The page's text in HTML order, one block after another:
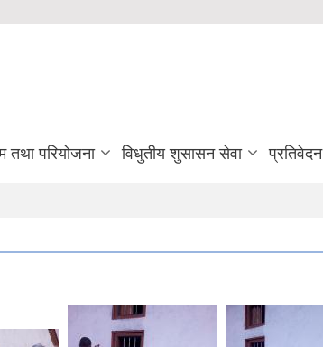
तथा परियोजना विधुतीय शुसासन सेवा प्रतिवेदन